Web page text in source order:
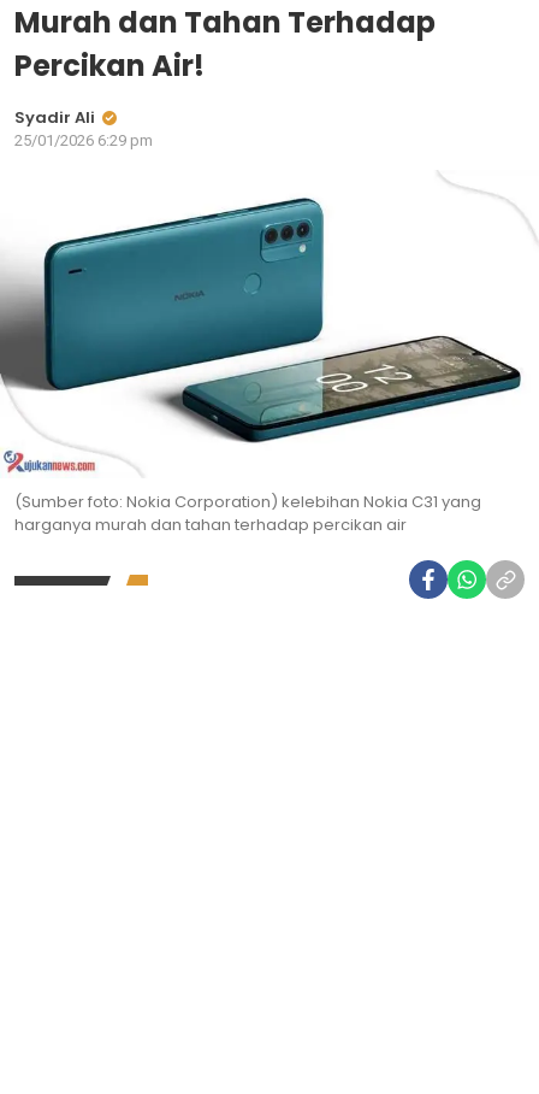
Murah dan Tahan Terhadap
Percikan Air!
Syadir Ali
25/01/2026 6:29 pm
(Sumber foto: Nokia Corporation) kelebihan Nokia C31 yang
harganya murah dan tahan terhadap percikan air